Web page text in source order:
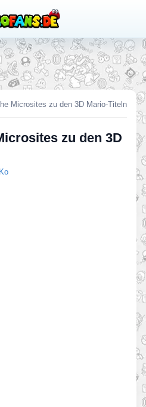
Microsites zu den 3D Mario-Titeln
zu den 3D